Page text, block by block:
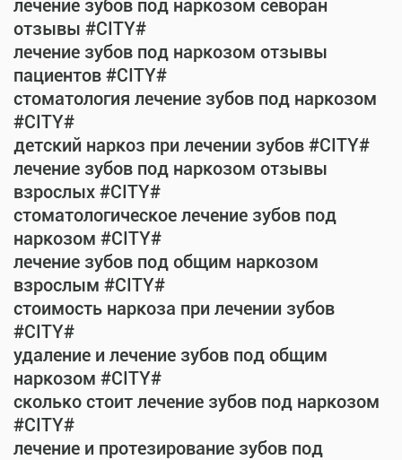
лечение зубов под наркозом севоран
отзывы #CITY#
лечение зубов под наркозом отзывы
пациентов #CITY#
стоматология лечение зубов под наркозом
#CITY#
детский наркоз при лечении зубов #CITY#
лечение зубов под наркозом отзывы
взрослых #CITY#
стоматологическое лечение зубов под
наркозом #CITY#
лечение зубов под общим наркозом
взрослым #CITY#
стоимость наркоза при лечении зубов
#CITY#
удаление и лечение зубов под общим
наркозом #CITY#
сколько стоит лечение зубов под наркозом
#CITY#
лечение и протезирование зубов под